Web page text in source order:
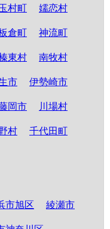
村町 嬬恋村
倉町 神流町
東村 南牧村
市 伊勢崎市
岡市 川場村
村 千代田町
市旭区 綾瀬市